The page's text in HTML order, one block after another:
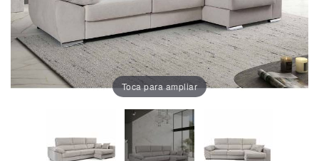
Lámparas
Baño
Toca para ampliar